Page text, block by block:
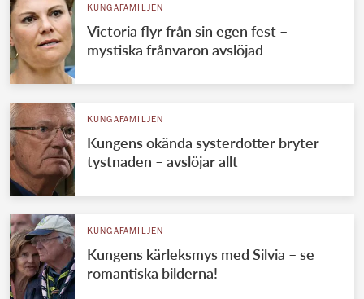
KUNGAFAMILJEN
Victoria flyr från sin egen fest –
mystiska frånvaron avslöjad
KUNGAFAMILJEN
Kungens okända systerdotter bryter
tystnaden – avslöjar allt
KUNGAFAMILJEN
Kungens kärleksmys med Silvia – se
romantiska bilderna!